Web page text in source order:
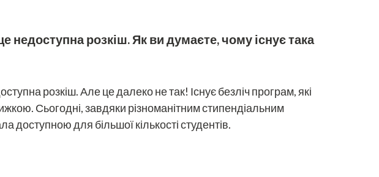
недоступна розкіш. Як ви думаєте, чому існує така
розкіш. Але це далеко не так! Існує безліч програм, які
Сьогодні, завдяки різноманітним стипендіальним
доступною для більшої кількості студентів.